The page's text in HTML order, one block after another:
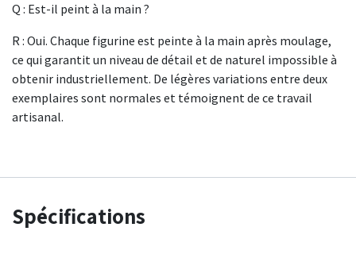
Q : Est-il peint à la main ?
R : Oui. Chaque figurine est peinte à la main après moulage,
ce qui garantit un niveau de détail et de naturel impossible à
obtenir industriellement. De légères variations entre deux
exemplaires sont normales et témoignent de ce travail
artisanal.
Spécifications